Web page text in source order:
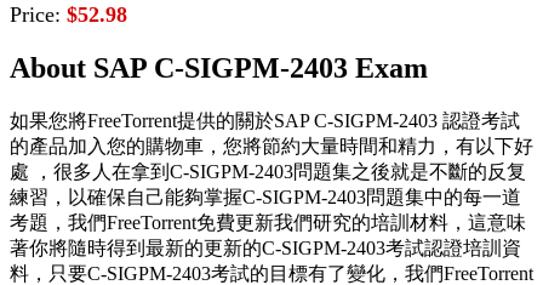
Price: $52.98
About SAP C-SIGPM-2403 Exam
如果您將FreeTorrent提供的關於SAP C-SIGPM-2403 認證考試
的產品加入您的購物車，您將節約大量時間和精力，有以下好
處 ，很多人在拿到C-SIGPM-2403問題集之後就是不斷的反复
練習，以確保自己能夠掌握C-SIGPM-2403問題集中的每一道
考題，我們FreeTorrent免費更新我們研究的培訓材料，這意味
著你將隨時得到最新的更新的C-SIGPM-2403考試認證培訓資
料，只要C-SIGPM-2403考試的目標有了變化，我們FreeTorrent